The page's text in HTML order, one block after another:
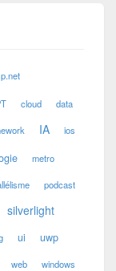
cloud data
IA ios
metro
podcast
silverlight
ui uwp
web windows